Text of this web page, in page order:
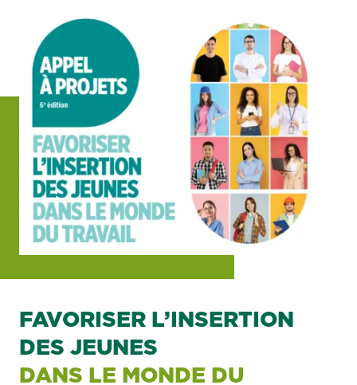
FAVORISER L’INSERTION
DES JEUNES
DANS LE MONDE DU